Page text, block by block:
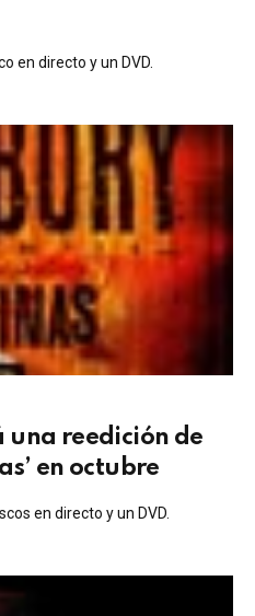
en directo y un DVD.
una reedición de
en octubre
en directo y un DVD.